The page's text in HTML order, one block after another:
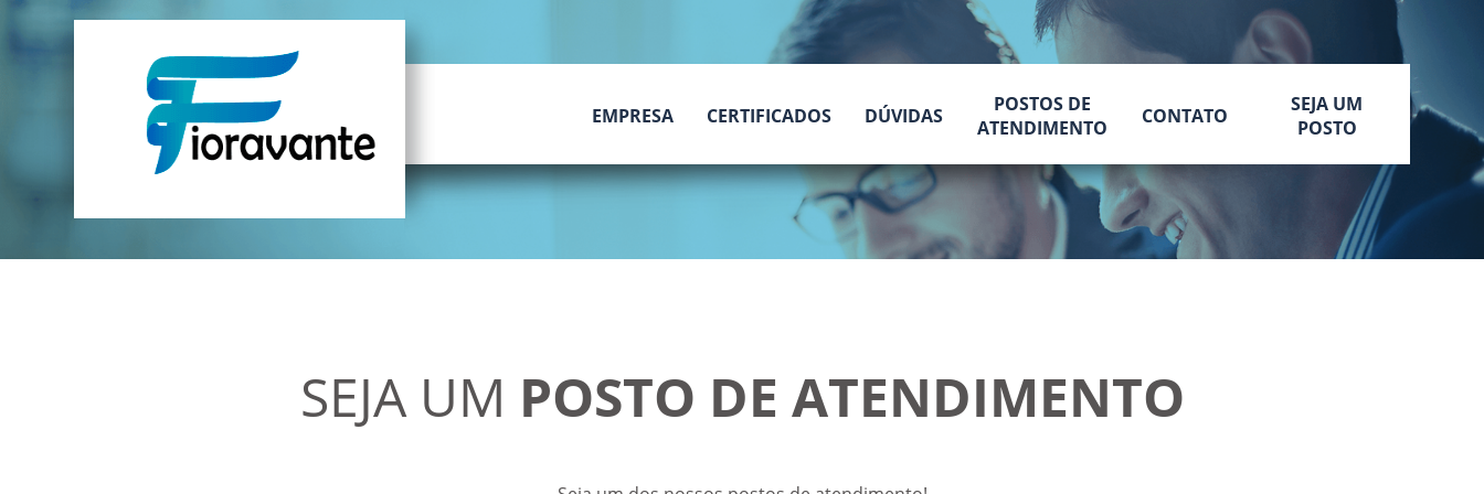
EMPRESA CERTIFICADOS DÚVIDAS
POSTOS DE
ATENDIMENTO
CONTATO
SEJA UM
POSTO
SEJA UM POSTO DE ATENDIMENTO